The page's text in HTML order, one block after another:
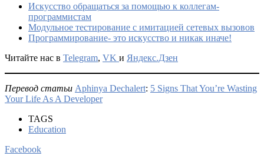
Искусство обращаться за помощью к коллегам-
программистам
Модульное тестирование с имитацией сетевых вызовов
Программирование- это искусство и никак иначе!
Читайте нас в Telegram, VK и Яндекс.Дзен
Перевод статьи Aphinya Dechalert: 5 Signs That You’re Wasting
Your Life As A Developer
TAGS
Education
Facebook